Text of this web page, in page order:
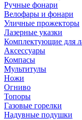
Ручные фонари
Велофары и фонари
Уличные прожекторы
Лазерные указки
Комплектующие для
Аксессуары
Компасы
Мультитулы
Ножи
Огниво
Топоры
Газовые горелки
Надувные подушки